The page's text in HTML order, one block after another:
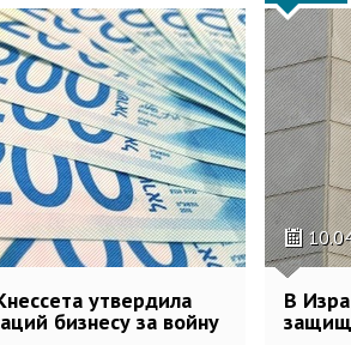
утвердила
бизнесу за войну
В